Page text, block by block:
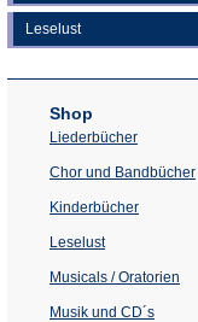
Leselust
Shop
Liederbücher
Chor und Bandbücher
Kinderbücher
Leselust
Musicals / Oratorien
Musik und CD´s